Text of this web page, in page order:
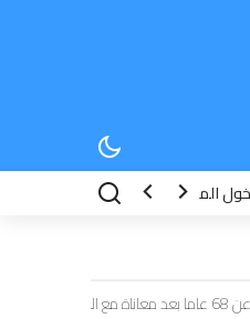
المدرسي سیتم في موعده الرسمي